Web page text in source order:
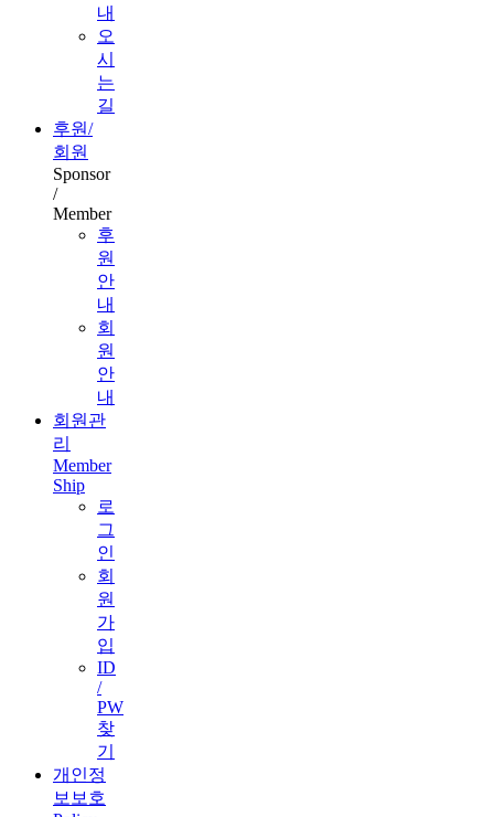
내
오
시
는
길
후원/
회원
Sponsor
/
Member
후
원
안
내
회
원
안
내
회원관
리
Member
Ship
로
그
인
회
원
가
입
ID
/
PW
찾
기
개인정
보보호